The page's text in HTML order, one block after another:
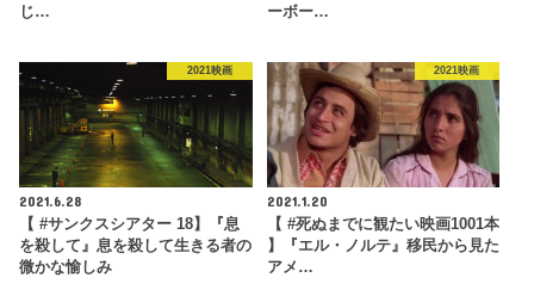
じ…
ーボー…
2021映画
2021.6.28
【 #サンクスシアター 18】『息
を殺して』息を殺して生きる者の
微かな愉しみ
2021映画
2021.1.20
【 #死ぬまでに観たい映画1001本
】『エル・ノルテ』移民から見た
アメ…